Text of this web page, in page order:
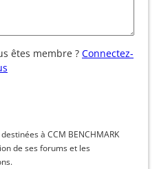
êtes membre ? Connectez-
à CCM BENCHMARK
de ses forums et les